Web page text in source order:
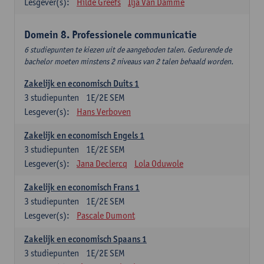
Domein 8. Professionele communicatie
6 studiepunten te kiezen uit de aangeboden talen. Gedurende de
bachelor moeten minstens 2 niveaus van 2 talen behaald worden.
Zakelijk en economisch Duits 1
1E/2E SEM
3 studiepunten
Lesgever(s):
Hans Verboven
Zakelijk en economisch Engels 1
1E/2E SEM
3 studiepunten
Lesgever(s):
Jana Declercq Lola Oduwole
Zakelijk en economisch Frans 1
1E/2E SEM
3 studiepunten
Lesgever(s):
Pascale Dumont
Zakelijk en economisch Spaans 1
1E/2E SEM
3 studiepunten